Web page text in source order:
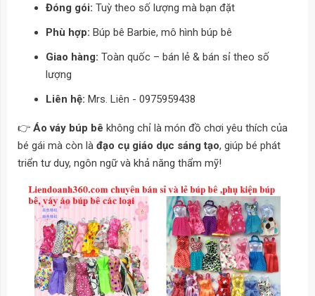
Đóng gói: Tuỳ theo số lượng mà bạn đặt
Phù hợp: Búp bê Barbie, mô hình búp bê
Giao hàng: Toàn quốc – bán lẻ & bán sỉ theo số
lượng
Liên hệ: Mrs. Liên - 0975959438
👉 Áo váy búp bê không chỉ là món đồ chơi yêu thích của
bé gái mà còn là đạo cụ giáo dục sáng tạo, giúp bé phát
triển tư duy, ngôn ngữ và khả năng thẩm mỹ!